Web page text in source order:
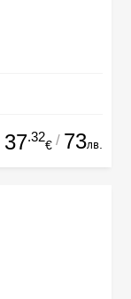
37.32
€ / 73лв.